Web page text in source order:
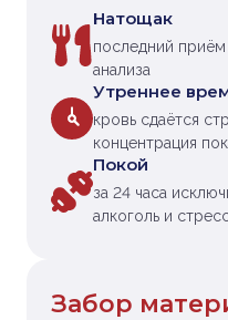
Натощак
последний
анализа
Утреннее
кровь сдаётся
концентрация
Покой
за 24 часа
алкоголь и
Забор